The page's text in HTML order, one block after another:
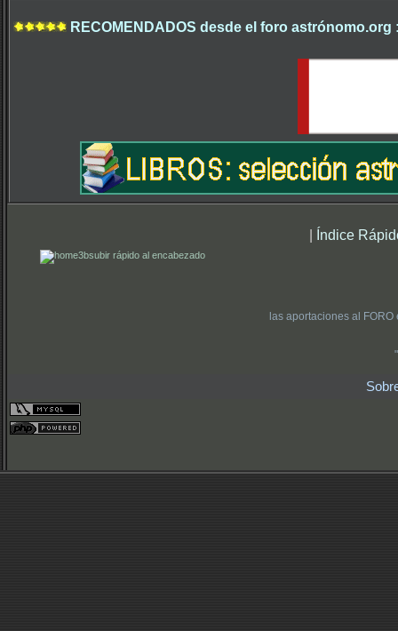
RECOMENDADOS desde el foro astrónomo.org
| Índice
subir rápido al encabezado
las aportaciones al